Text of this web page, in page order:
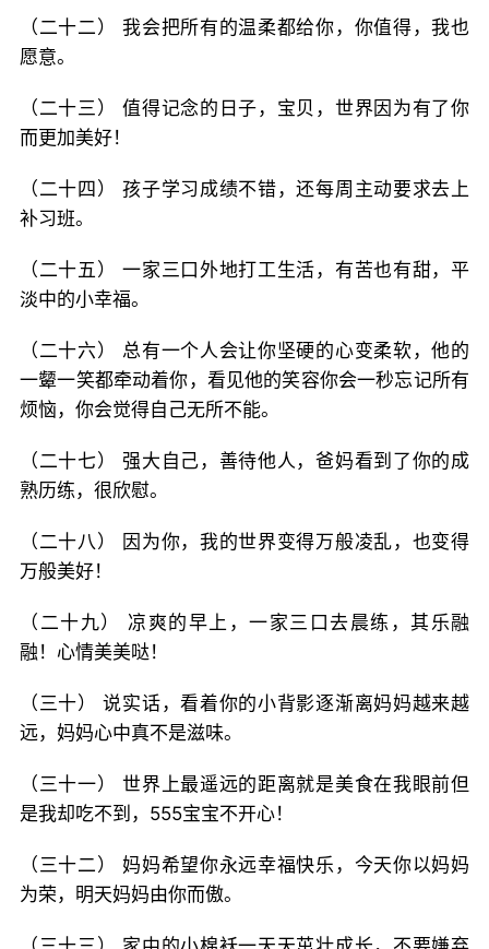
（二十二） 我会把所有的温柔都给你，你值得，我也
愿意。
（二十三） 值得记念的日子，宝贝，世界因为有了你
而更加美好！
（二十四） 孩子学习成绩不错，还每周主动要求去上
补习班。
（二十五） 一家三口外地打工生活，有苦也有甜，平
淡中的小幸福。
（二十六） 总有一个人会让你坚硬的心变柔软，他的
一颦一笑都牵动着你，看见他的笑容你会一秒忘记所有
烦恼，你会觉得自己无所不能。
（二十七） 强大自己，善待他人，爸妈看到了你的成
熟历练，很欣慰。
（二十八） 因为你，我的世界变得万般凌乱，也变得
万般美好！
（二十九） 凉爽的早上，一家三口去晨练，其乐融
融！心情美美哒！
（三十） 说实话，看着你的小背影逐渐离妈妈越来越
远，妈妈心中真不是滋味。
（三十一） 世界上最遥远的距离就是美食在我眼前但
是我却吃不到，555宝宝不开心！
（三十二） 妈妈希望你永远幸福快乐，今天你以妈妈
为荣，明天妈妈由你而傲。